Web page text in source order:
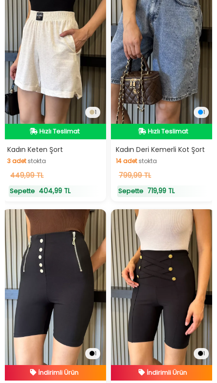
1
Hızlı Teslimat
Hızlı Teslimat
Kadın Keten Şort
3adetstokta
3adetstokta
449,99 TL
Sepette 404,99 TL
1
Hızlı Teslimat
Hızlı Teslimat
Kadın Deri Kemerli Kot Şort
14adetstokta
14adetstokta
799,99 TL
Sepette 719,99 TL
1
İndirimli Ürün
1
İndirimli Ürün